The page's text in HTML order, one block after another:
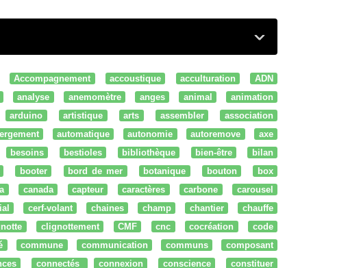
Accompagnement accoustique acculturation
ADN
analyse anemomètre anges animal
animation
arduino artistique arts assembler
association
automatique autonomie autoremove
axe
besoins bestioles bibliothèque bien-être
bilan
booter bord de mer botanique bouton
box
canada capteur caractères carbone
carousel
cerf-volant chaines champ chantier
chauffe
clignottement CMF cnc cocréation
code
commune communication communs
composant
connectés connexion conscience
constituer